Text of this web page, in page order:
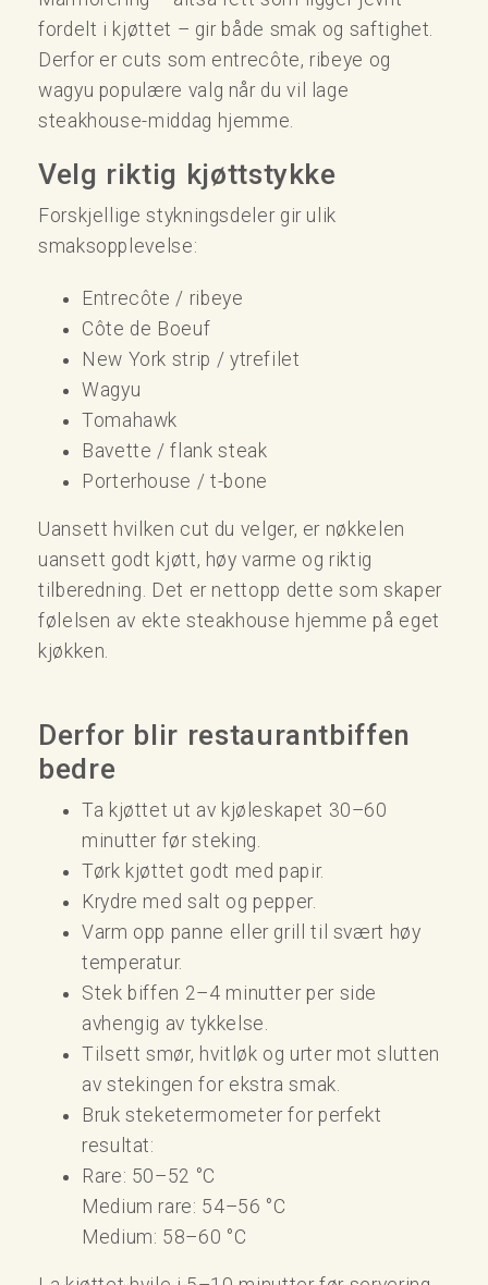
fordelt i kjøttet – gir både smak og saftighet.
Derfor er cuts som entrecôte, ribeye og
wagyu populære valg når du vil lage
steakhouse-middag hjemme.
Velg riktig kjøttstykke
Forskjellige stykningsdeler gir ulik
smaksopplevelse:
Entrecôte / ribeye
Côte de Boeuf
New York strip / ytrefilet
Wagyu
Tomahawk
Bavette / flank steak
Porterhouse / t-bone
Uansett hvilken cut du velger, er nøkkelen
uansett godt kjøtt, høy varme og riktig
tilberedning. Det er nettopp dette som skaper
følelsen av ekte steakhouse hjemme på eget
kjøkken.
Derfor blir restaurantbiffen
bedre
Ta kjøttet ut av kjøleskapet 30–60
minutter før steking.
Tørk kjøttet godt med papir.
Krydre med salt og pepper.
Varm opp panne eller grill til svært høy
temperatur.
Stek biffen 2–4 minutter per side
avhengig av tykkelse.
Tilsett smør, hvitløk og urter mot slutten
av stekingen for ekstra smak.
Bruk steketermometer for perfekt
resultat:
Rare: 50–52 °C
Medium rare: 54–56 °C
Medium: 58–60 °C